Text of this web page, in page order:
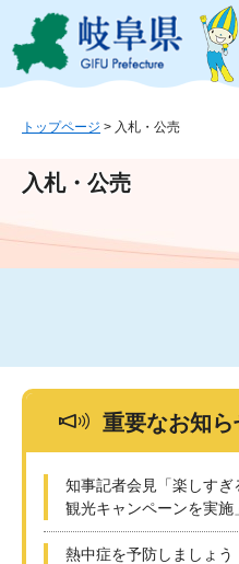
ジ
ュ
文
このペ
トップページ > 入札・公売
入札・公売
重要なお知ら
知事記者会見「楽しす
観光キャンペーンを実施
熱中症を予防しましょう